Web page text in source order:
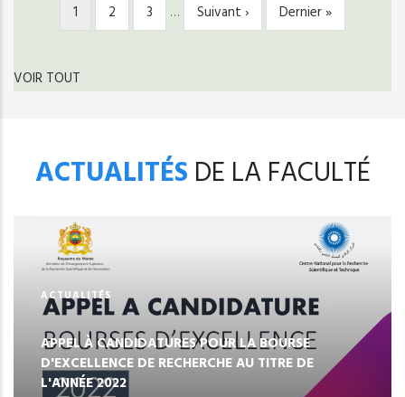
PAGINATION
Page
courante
1 Page
2 Page
3 …
Page
suivante
Suivant ›
Dernière
page
Dernier »
VOIR TOUT
ACTUALITÉS DE LA FACULTÉ
ACTUALITÉS
APPEL À CANDIDATURES POUR LA BOURSE
D'EXCELLENCE DE RECHERCHE AU TITRE DE
L'ANNÉE 2022